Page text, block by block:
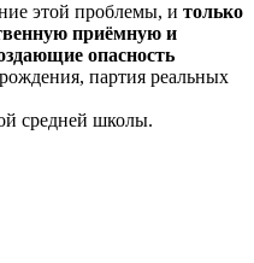
этой проблемы, и только
приёмную и
опасность
партия реальных
средней школы.